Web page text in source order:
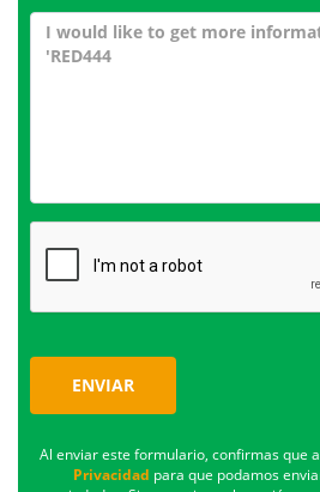
ENVIAR
Al enviar este formulario, confirmas que
Privacidad para que podamos